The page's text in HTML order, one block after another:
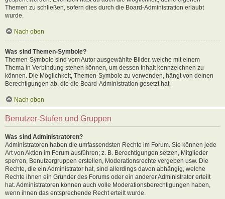
Themen zu schließen, sofern dies durch die Board-Administration erlaubt
wurde.
Nach oben
Was sind Themen-Symbole?
Themen-Symbole sind vom Autor ausgewählte Bilder, welche mit einem
Thema in Verbindung stehen können, um dessen Inhalt kennzeichnen zu
können. Die Möglichkeit, Themen-Symbole zu verwenden, hängt von deinen
Berechtigungen ab, die die Board-Administration gesetzt hat.
Nach oben
Benutzer-Stufen und Gruppen
Was sind Administratoren?
Administratoren haben die umfassendsten Rechte im Forum. Sie können jede
Art von Aktion im Forum ausführen; z. B. Berechtigungen setzen, Mitglieder
sperren, Benutzergruppen erstellen, Moderationsrechte vergeben usw. Die
Rechte, die ein Administrator hat, sind allerdings davon abhängig, welche
Rechte ihnen ein Gründer des Forums oder ein anderer Administrator erteilt
hat. Administratoren können auch volle Moderationsberechtigungen haben,
wenn ihnen das entsprechende Recht erteilt wurde.